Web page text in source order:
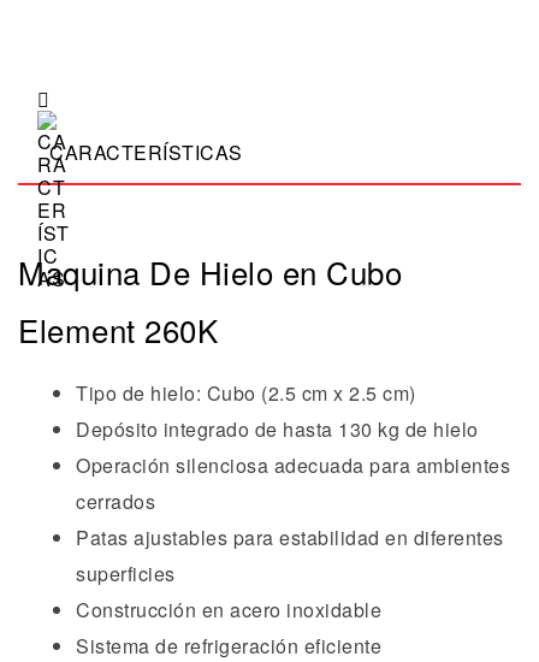
CARACTERÍSTICAS
Maquina De Hielo en Cubo
Element 260K
Tipo de hielo: Cubo (2.5 cm x 2.5 cm)
Depósito integrado de hasta 130 kg de hielo
Operación silenciosa adecuada para ambientes
cerrados
Patas ajustables para estabilidad en diferentes
superficies
Construcción en acero inoxidable
Sistema de refrigeración eficiente